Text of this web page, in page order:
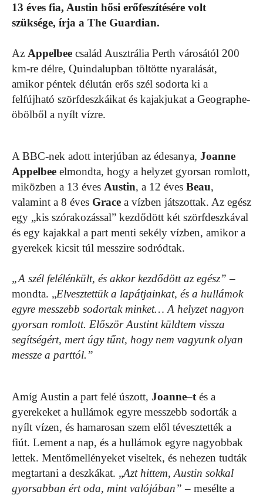
13 éves fia, Austin hősi erőfeszítésére volt
szüksége, írja a The Guardian.
Az Appelbee család Ausztrália Perth városától 200
km-re délre, Quindalupban töltötte nyaralását,
amikor péntek délután erős szél sodorta ki a
felfújható szörfdeszkáikat és kajakjukat a Geographe-
öbölből a nyílt vízre.
A BBC-nek adott interjúban az édesanya, Joanne
Appelbee elmondta, hogy a helyzet gyorsan romlott,
miközben a 13 éves Austin, a 12 éves Beau,
valamint a 8 éves Grace a vízben játszottak. Az egész
egy „kis szórakozással” kezdődött két szörfdeszkával
és egy kajakkal a part menti sekély vízben, amikor a
gyerekek kicsit túl messzire sodródtak.
„A szél felélénkült, és akkor kezdődött az egész” –
mondta. „Elvesztettük a lapátjainkat, és a hullámok
egyre messzebb sodortak minket… A helyzet nagyon
gyorsan romlott. Először Austint küldtem vissza
segítségért, mert úgy tűnt, hogy nem vagyunk olyan
messze a parttól.”
Amíg Austin a part felé úszott, Joanne–t és a
gyerekeket a hullámok egyre messzebb sodorták a
nyílt vízen, és hamarosan szem elől tévesztették a
fiút. Lement a nap, és a hullámok egyre nagyobbak
lettek. Mentőmellényeket viseltek, és nehezen tudták
megtartani a deszkákat. „Azt hittem, Austin sokkal
gyorsabban ért oda, mint valójában” – mesélte a